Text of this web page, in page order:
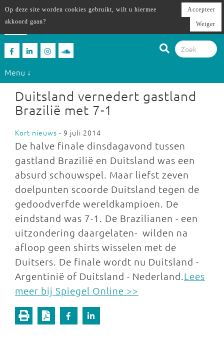
Menu ↓
Duitsland vernedert gastland
Brazilië met 7-1
Kort nieuws - 9 juli 2014
De halve finale dinsdagavond tussen
gastland Brazilië en Duitsland was een
absurd schouwspel. Maar liefst zeven
doelpunten scoorde Duitsland tegen de
gedoodverfde wereldkampioen. De
eindstand was 7-1. De Brazilianen - een
uitzondering daargelaten- wilden na
afloop geen shirts wisselen met de
Duitsers. De finale wordt nu Duitsland -
Argentinië of Duitsland - Nederland.Lees
meer bij Spiegel Online >>
Op deze site worden cookies gebruikt, wilt u hiermee
akkoord gaan?
Accepteer
Weiger